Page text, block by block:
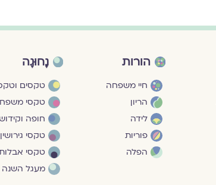
הורות
חיי משפחה
הריון
לידה
פוריות
הפלה
נָחוּגָה
טקסים
טקסי
חופה
טקסי גירושין
טקסי
מעגל השנה